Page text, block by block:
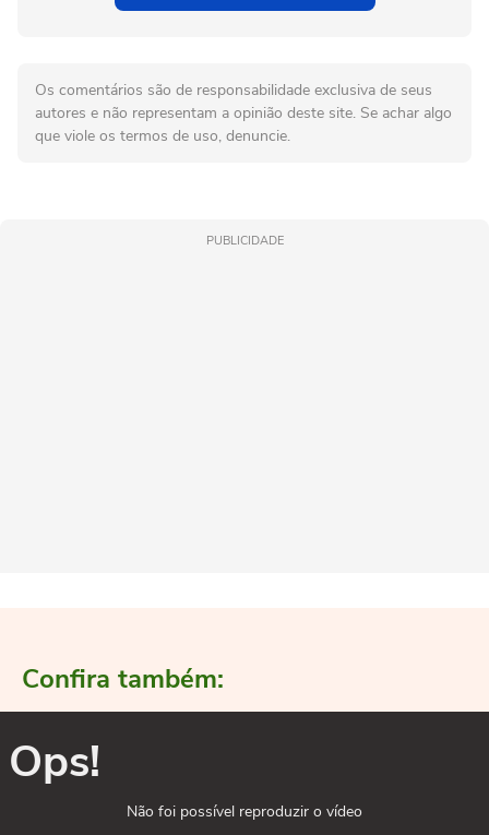
Os comentários são de responsabilidade exclusiva de seus
autores e não representam a opinião deste site. Se achar algo
que viole os termos de uso, denuncie.
PUBLICIDADE
Confira também:
Ops!
Não foi possível reproduzir o vídeo